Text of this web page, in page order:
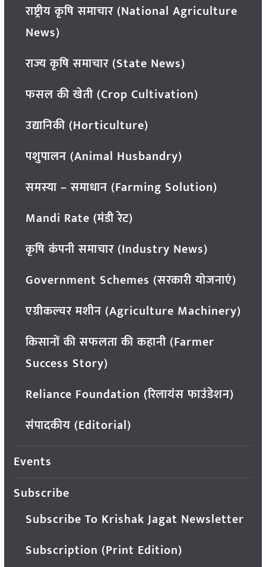
राष्ट्रीय कृषि समाचार (National Agriculture
News)
राज्य कृषि समाचार (State News)
फसल की खेती (Crop Cultivation)
उद्यानिकी (Horticulture)
पशुपालन (Animal Husbandry)
समस्या – समाधान (Farming Solution)
Mandi Rate (मंडी रेट)
कृषि कंपनी समाचार (Industry News)
Government Schemes (सरकारी योजनाएं)
एग्रीकल्चर मशीन (Agriculture Machinery)
किसानों की सफलता की कहानी (Farmer
Success Story)
Reliance Foundation (रिलायंस फाउंडेशन)
संपादकीय (Editorial)
Events
Subscribe
Subscribe To Krishak Jagat Newsletter
Subscription (Print Edition)